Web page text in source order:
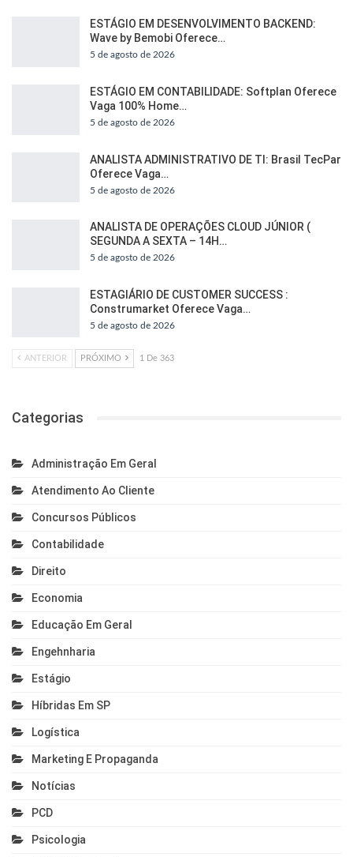
ESTÁGIO EM DESENVOLVIMENTO BACKEND:
Wave by Bemobi Oferece…
5 de agosto de 2026
ESTÁGIO EM CONTABILIDADE: Softplan Oferece
Vaga 100% Home…
5 de agosto de 2026
ANALISTA ADMINISTRATIVO DE TI: Brasil TecPar
Oferece Vaga…
5 de agosto de 2026
ANALISTA DE OPERAÇÕES CLOUD JÚNIOR (
SEGUNDA A SEXTA – 14H…
5 de agosto de 2026
ESTAGIÁRIO DE CUSTOMER SUCCESS :
Construmarket Oferece Vaga…
5 de agosto de 2026
ANTERIOR PRÓXIMO 1 De 363
Categorias
Administração Em Geral
Atendimento Ao Cliente
Concursos Públicos
Contabilidade
Direito
Economia
Educação Em Geral
Engehnharia
Estágio
Híbridas Em SP
Logística
Marketing E Propaganda
Notícias
PCD
Psicologia